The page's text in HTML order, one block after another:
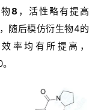
8 ，活性略有提高
随后模仿衍生物4的
率均有所提高，